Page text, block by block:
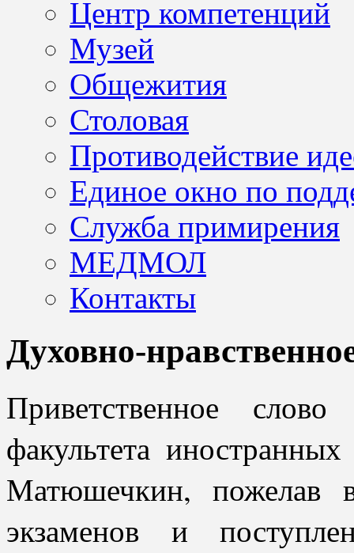
Центр компетенций
Музей
Общежития
Столовая
Противодействие
Единое окно по
Служба примирения
МЕДМОЛ
Контакты
Духовно-
Приветственное
факультета
Матюшечкин, пожелав
экзаменов и